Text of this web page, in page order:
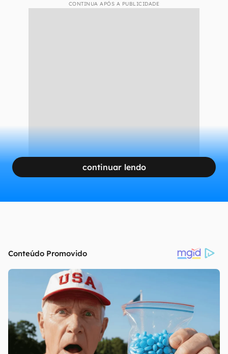
CONTINUA APÓS A PUBLICIDADE
continuar lendo